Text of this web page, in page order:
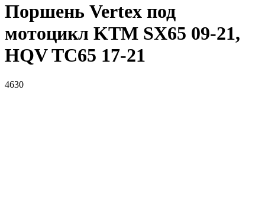
Поршень Vertex под
мотоцикл KTM SX65 09-21,
HQV TC65 17-21
4630